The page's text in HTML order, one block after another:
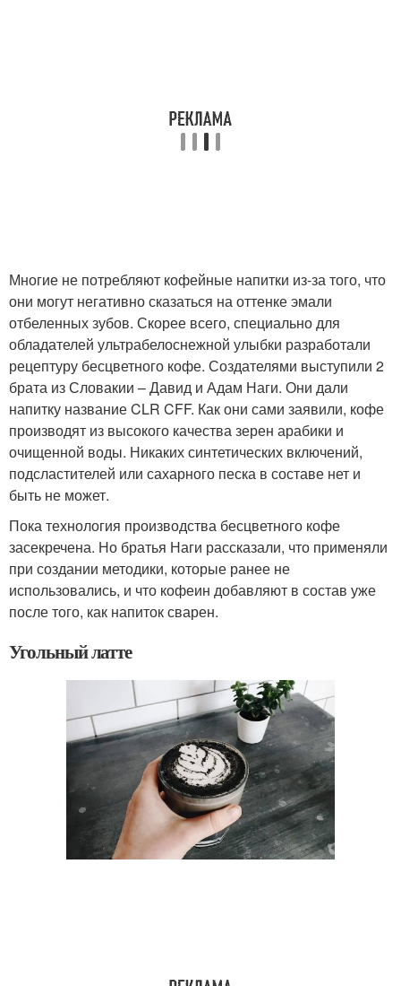
Многие не потребляют кофейные напитки из-за того, что
они могут негативно сказаться на оттенке эмали
отбеленных зубов. Скорее всего, специально для
обладателей ультрабелоснежной улыбки разработали
рецептуру бесцветного кофе. Создателями выступили 2
брата из Словакии – Давид и Адам Наги. Они дали
напитку название CLR CFF. Как они сами заявили, кофе
производят из высокого качества зерен арабики и
очищенной воды. Никаких синтетических включений,
подсластителей или сахарного песка в составе нет и
быть не может.
Пока технология производства бесцветного кофе
засекречена. Но братья Наги рассказали, что применяли
при создании методики, которые ранее не
использовались, и что кофеин добавляют в состав уже
после того, как напиток сварен.
Угольный латте